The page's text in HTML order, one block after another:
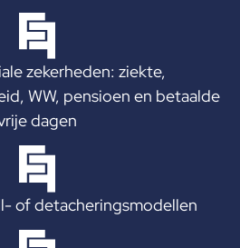
zekerheden: ziekte,
WW, pensioen en betaalde
dagen
of detacheringsmodellen